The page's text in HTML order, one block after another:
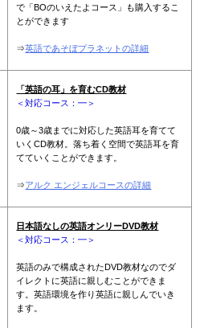
で「BOのいえたよコース」も購入するこ
とができます
⇒英語であそぼプラネットの詳細
「英語の耳」を育むCD教材
＜対応コース：━＞
0歳～3歳までに対応した英語耳を育てて
いくCD教材。落ち着く空間で英語耳を育
てていくことができます。
⇒アルク エンジェルコースの詳細
日本語なしの英語オンリーDVD教材
＜対応コース：━＞
英語のみで構成されたDVD教材なのでダ
イレクトに英語に親しむことができま
す。英語環境を作り英語に親しんでいき
ます。